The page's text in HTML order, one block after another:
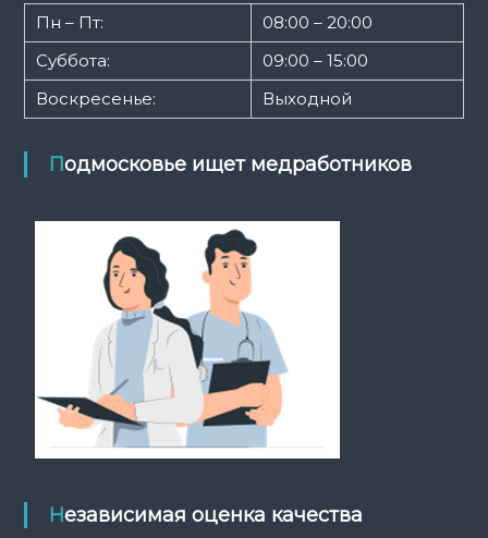
Пн – Пт:
08:00 – 20:00
Суббота:
09:00 – 15:00
Воскресенье:
Выходной
Подмосковье ищет медработников
Независимая оценка качества